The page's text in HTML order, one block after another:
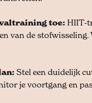
toe: HIIT-
van de
Stel een duidelijk
je voortgang en